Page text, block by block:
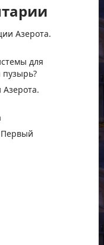
Азерота.
для